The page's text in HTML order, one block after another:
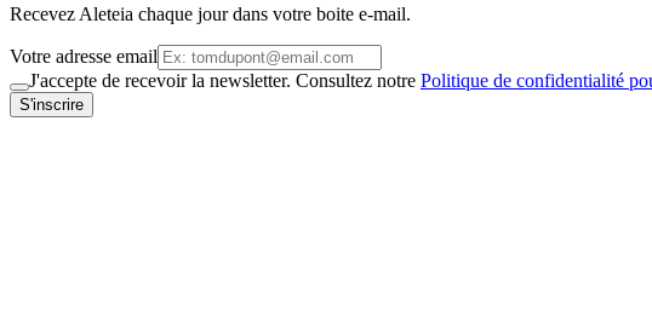
Recevez Aleteia chaque jour dans votre boite e-mail.
Votre adresse email
J'accepte de recevoir la newsletter. Consultez notre Politique de confidentialité
S'inscrire